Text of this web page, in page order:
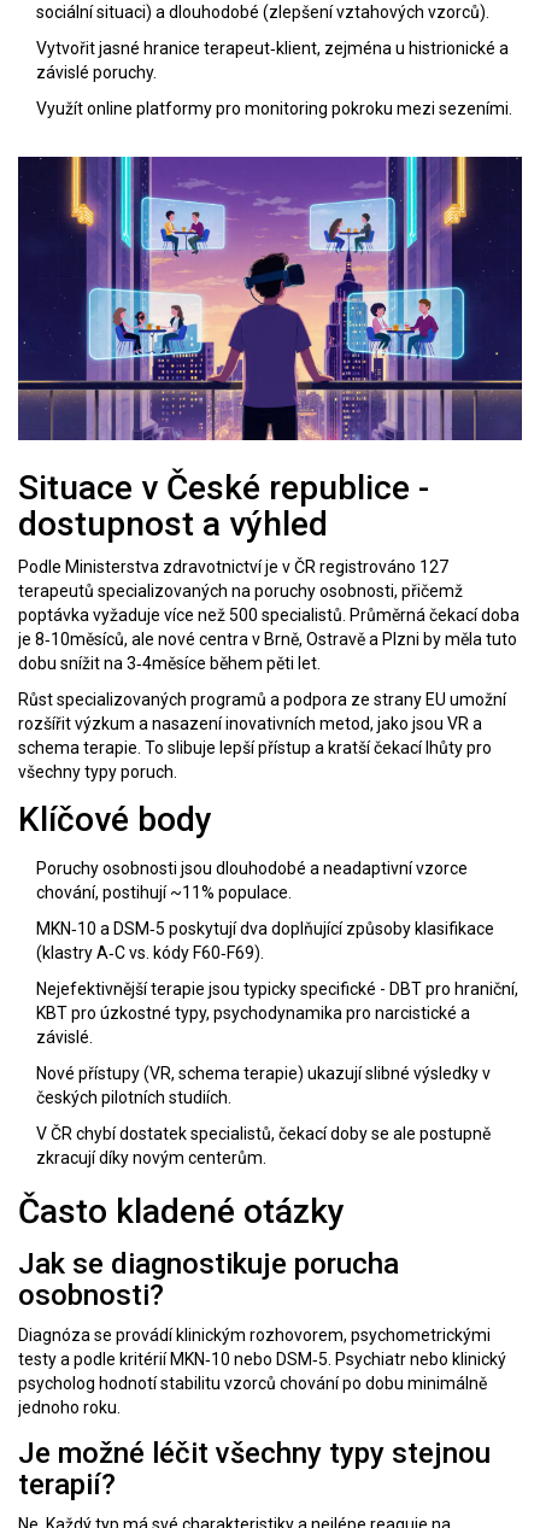
sociální situaci) a dlouhodobé (zlepšení vztahových vzorců).
Vytvořit jasné hranice terapeut‑klient, zejména u histrionické a
závislé poruchy.
Využít online platformy pro monitoring pokroku mezi sezeními.
Situace v České republice -
dostupnost a výhled
Podle Ministerstva zdravotnictví je v ČR registrováno 127
terapeutů specializovaných na poruchy osobnosti, přičemž
poptávka vyžaduje více než 500 specialistů. Průměrná čekací doba
je 8‑10měsíců, ale nové centra v Brně, Ostravě a Plzni by měla tuto
dobu snížit na 3‑4měsíce během pěti let.
Růst specializovaných programů a podpora ze strany EU umožní
rozšířit výzkum a nasazení inovativních metod, jako jsou VR a
schema terapie. To slibuje lepší přístup a kratší čekací lhůty pro
všechny typy poruch.
Klíčové body
Poruchy osobnosti jsou dlouhodobé a neadaptivní vzorce
chování, postihují ~11% populace.
MKN‑10 a DSM‑5 poskytují dva doplňující způsoby klasifikace
(klastry A‑C vs. kódy F60‑F69).
Nejefektivnější terapie jsou typicky specifické - DBT pro hraniční,
KBT pro úzkostné typy, psychodynamika pro narcistické a
závislé.
Nové přístupy (VR, schema terapie) ukazují slibné výsledky v
českých pilotních studiích.
V ČR chybí dostatek specialistů, čekací doby se ale postupně
zkracují díky novým centerům.
Často kladené otázky
Jak se diagnostikuje porucha
osobnosti?
Diagnóza se provádí klinickým rozhovorem, psychometrickými
testy a podle kritérií MKN‑10 nebo DSM‑5. Psychiatr nebo klinický
psycholog hodnotí stabilitu vzorců chování po dobu minimálně
jednoho roku.
Je možné léčit všechny typy stejnou
terapií?